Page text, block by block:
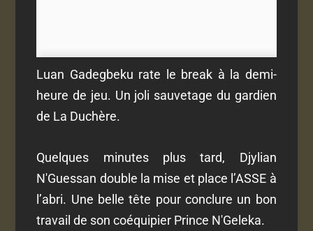
Luan Gadegbeku rate le break à la demi-
heure de jeu. Un joli sauvetage du gardien
de La Duchère.
Quelques minutes plus tard, Djylian
N'Guessan double la mise et place l’ASSE à
l’abri. Une belle tête pour conclure un bon
travail de son coéquipier Prince N'Geleka.